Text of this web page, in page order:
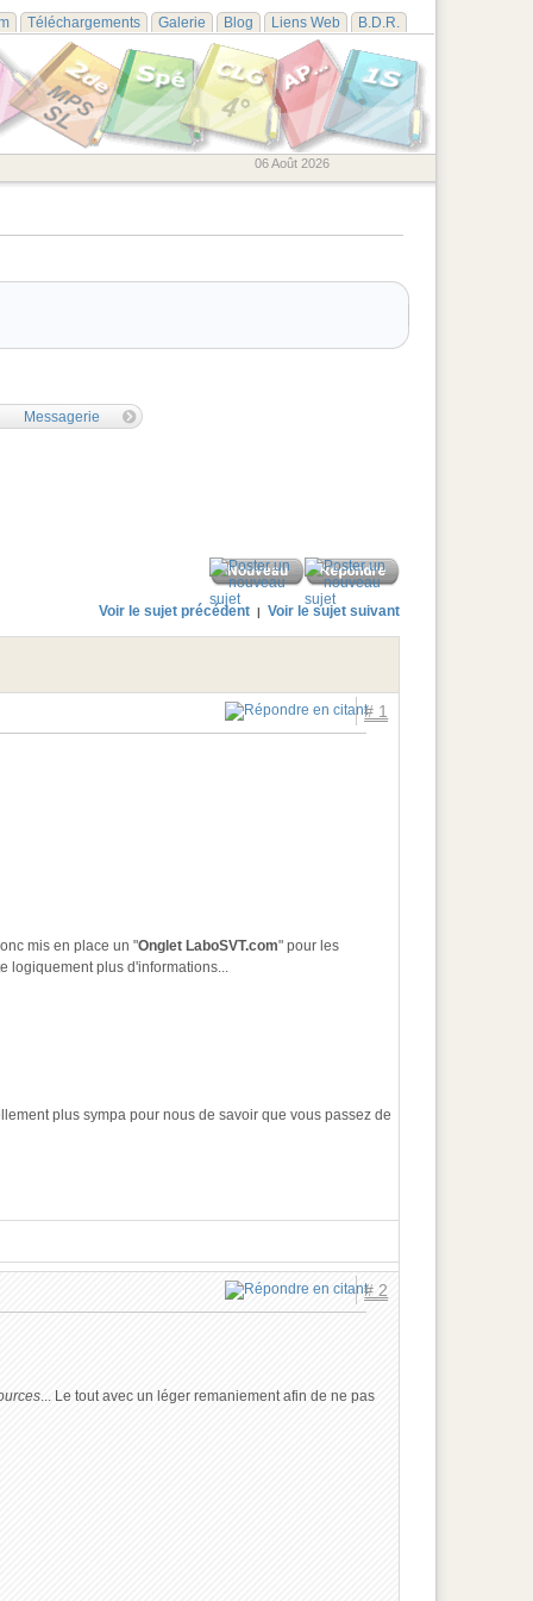
Téléchargements Galerie Blog Liens Web B.D.R.
06 Août 2026
Messagerie
Voir le sujet précédent |Voir le sujet suivant
# 1
mis en place un "Onglet LaboSVT.com" pour les
logiquement plus d'informations...
plus sympa pour nous de savoir que vous passez de
# 2
... Le tout avec un léger remaniement afin de ne pas